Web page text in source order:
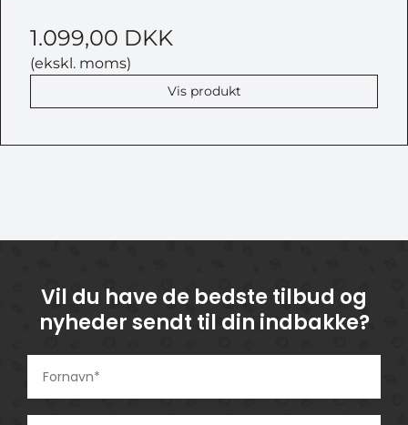
1.099,00 DKK
(ekskl. moms)
Vis produkt
Vil du have de bedste tilbud og
nyheder sendt til din indbakke?